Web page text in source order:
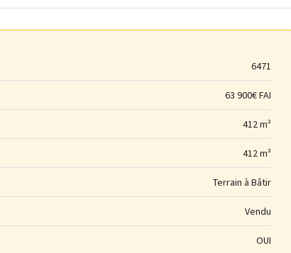
6471
63 900€ FAI
412 m²
412 m²
Terrain à Bâtir
Vendu
OUI